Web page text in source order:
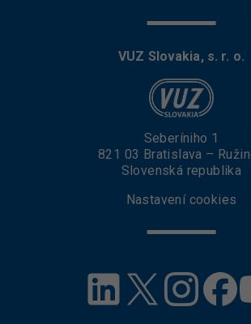
VUZ Slovakia, s. r. o.
Seberíniho 1
821 03 Bratislava –
Slovenská republika
Nastavení cookies